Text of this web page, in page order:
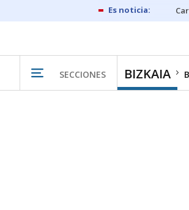
SECCIONES BIZKAIA